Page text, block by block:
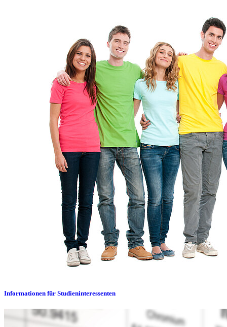
Informationen für Studieninteressenten